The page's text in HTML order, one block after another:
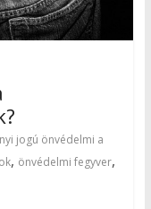
jogú önvédelmi a
, önvédelmi fegyver,